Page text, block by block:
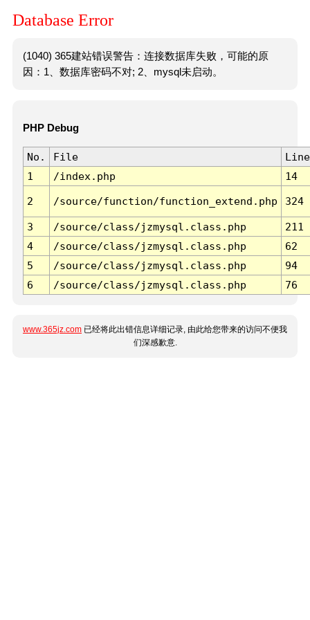
Database Error
(1040) 365建站错误警告：连接数据库失败，可能的原
因：1、数据库密码不对; 2、mysql未启动。
PHP Debug
No. File
Line
1
/index.php 14
2 /source/function/function_extend.php 324
3 /source/class/jzmysql.class.php
211
4
/source/class/jzmysql.class.php
62
5
/source/class/jzmysql.class.php
94
6
/source/class/jzmysql.class.php 76
www.365jz.com 已经将此出错信息详细记录, 由此给您带来的访问不便我
们深感歉意.